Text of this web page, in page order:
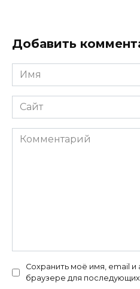
Добавить
Имя
*
Сайт
Комментарий
Сохранить моё имя, email и
браузере для